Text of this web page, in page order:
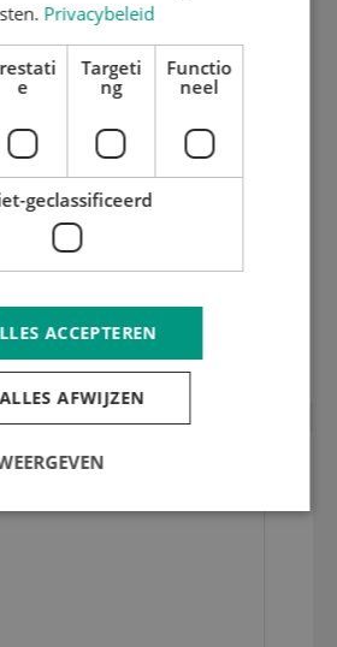
uitbreeklat per meter
Privacybeleid
e
Targeti
ng
Functio
neel
geclassificeerd
ACCEPTEREN
ALLES AFWIJZEN